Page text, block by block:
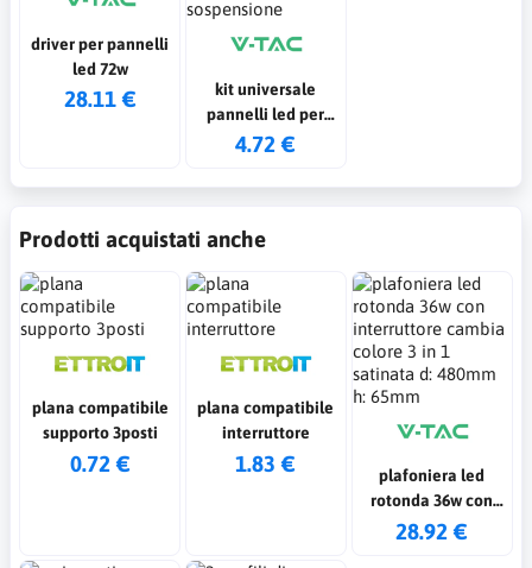
driver per pannelli
led 72w
28.11 €
kit universale
pannelli led per
montaggio a
4.72 €
Prodotti acquistati anche
plana compatibile
supporto 3posti
0.72 €
plana compatibile
interruttore
1.83 €
plafoniera led
rotonda 36w con
interruttore cambia
28.92 €